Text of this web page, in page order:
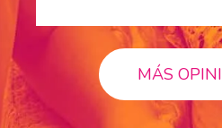
MÁS